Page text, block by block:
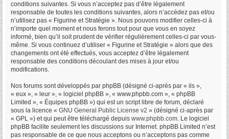
conditions suivantes. Si vous n’acceptez pas d’être légalement
responsable de toutes les conditions suivantes, alors n’accédez pas et/ou
n’utilisez pas « Figurine et Stratégie ». Nous pouvons modifier celles-ci à
n’importe quel moment et nous ferons tout pour que vous en soyez
informé, bien qu’il soit prudent de vérifier régulièrement celles-ci par vous-
même. Si vous continuez d’utiliser « Figurine et Stratégie » alors que des
changements ont été effectués, vous acceptez d’être légalement
responsable des conditions découlant des mises à jour et/ou
modifications.
Nos forums sont développés par phpBB (désigné ci-après par « ils »,
« eux », « leur », « logiciel phpBB », « www.phpbb.com », « phpBB
Limited », « Équipes phpBB ») qui est un script libre de forum, déclaré
sous la licence « GNU General Public License v2 » (désigné ci-après par
« GPL ») et qui peut être téléchargé depuis www.phpbb.com. Le logiciel
phpBB facilite seulement les discussions sur Internet. phpBB Limited n’est
pas responsable de ce que nous acceptons ou n’acceptons pas comme